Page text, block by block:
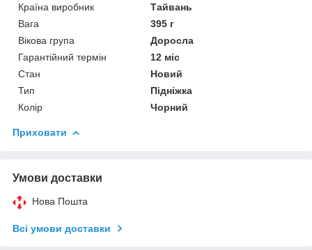
Країна виробник
Тайвань
Вага
395 г
Вікова група
Доросла
Гарантійний термін
12 міс
Стан
Новий
Тип
Підніжка
Колір
Чорний
Приховати
Умови доставки
Нова Пошта
Всі умови доставки